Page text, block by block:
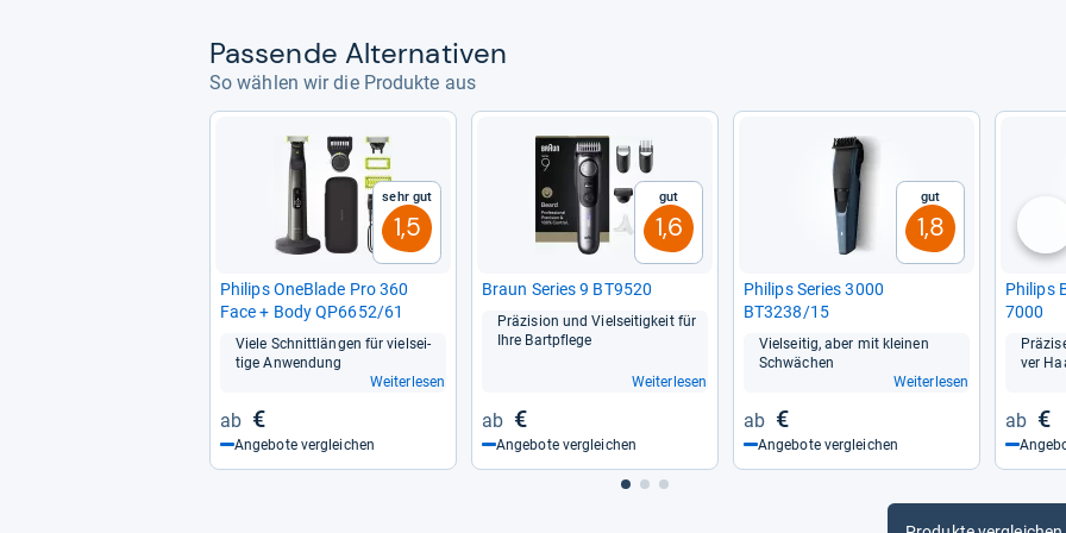
Pas­sende Alter­na­ti­ven
So wählen wir die Produkte aus
Sehr gut
1,5
Phi­lips OneB­lade Pro 360
Face + Body QP6652/61
Viele Schnitt­län­gen für viel­sei­
tige Anwen­dung
Weiterlesen
€
Angebote vergleichen
Gut
1,6
Braun Series 9 BT9520
Prä­zi­sion und Viel­sei­tig­keit für
Ihre Bart­pflege
Weiterlesen
€
Angebote vergleichen
Gut
1,8
Phi­lips Series 3000
BT3238/15
Viel­sei­tig, aber mit klei­nen
Schwä­chen
Weiterlesen
€
Angebote vergleichen
Phi­lips
7000
ver
€